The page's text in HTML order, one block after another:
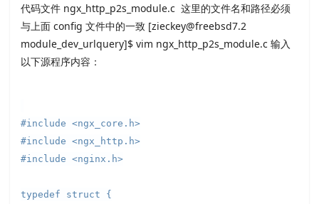
代码文件 ngx_http_p2s_module.c 这里的文件名和路径必须
与上面 config 文件中的一致 [zieckey@freebsd7.2
module_dev_urlquery]$ vim ngx_http_p2s_module.c 输入
以下源程序内容：
#include <ngx_core.h>
#include <ngx_http.h>
#include <nginx.h>
typedef struct {